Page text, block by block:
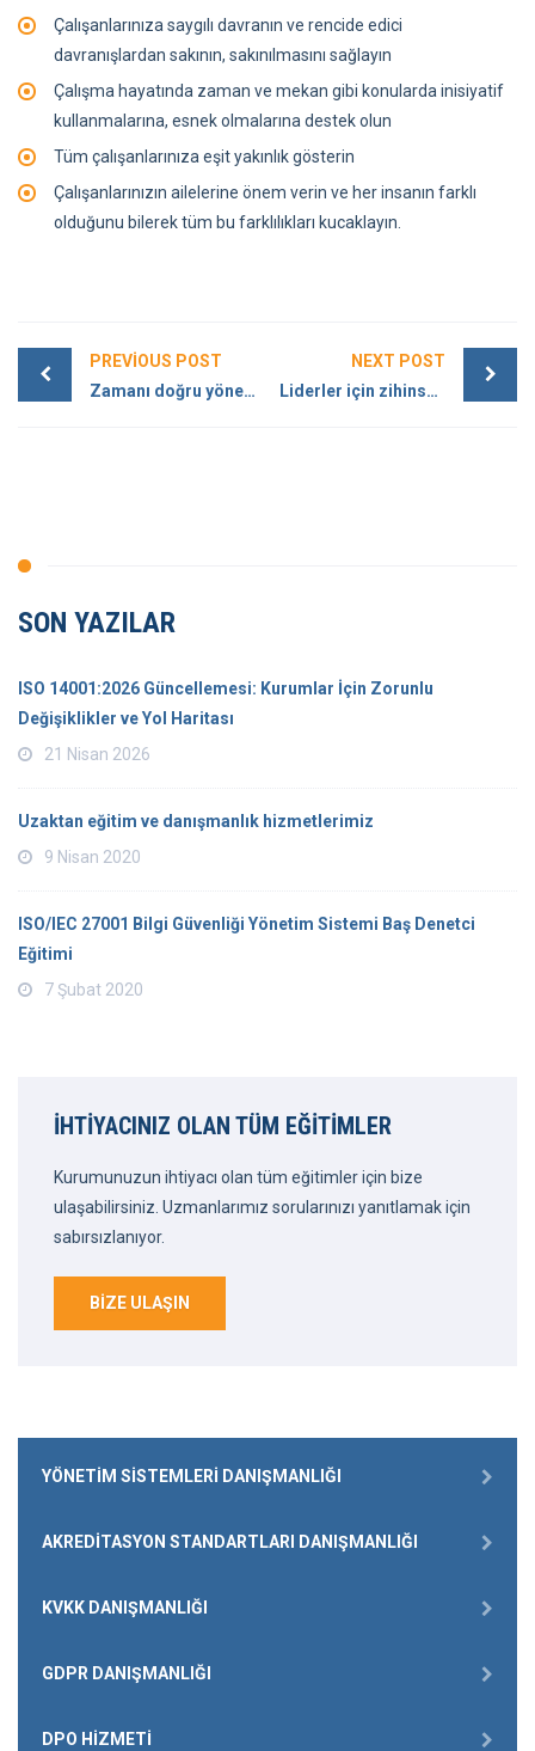
Çalışanlarınıza saygılı davranın ve rencide edici
davranışlardan sakının, sakınılmasını sağlayın
Çalışma hayatında zaman ve mekan gibi konularda inisiyatif
kullanmalarına, esnek olmalarına destek olun
Tüm çalışanlarınıza eşit yakınlık gösterin
Çalışanlarınızın ailelerine önem verin ve her insanın farklı
olduğunu bilerek tüm bu farklılıkları kucaklayın.
PREVIOUS POST
Zamanı doğru yönetmenizi sağlayacak 14 ipucu
NEXT POST
Liderler için zihinsel esnekliği kazanmanın yolları
SON YAZILAR
ISO 14001:2026 Güncellemesi: Kurumlar İçin Zorunlu
Değişiklikler ve Yol Haritası
21 Nisan 2026
Uzaktan eğitim ve danışmanlık hizmetlerimiz
9 Nisan 2020
ISO/IEC 27001 Bilgi Güvenliği Yönetim Sistemi Baş Denetci
Eğitimi
7 Şubat 2020
İHTIYACINIZ OLAN TÜM EĞITIMLER
Kurumunuzun ihtiyacı olan tüm eğitimler için bize
ulaşabilirsiniz. Uzmanlarımız sorularınızı yanıtlamak için
sabırsızlanıyor.
BIZE ULAŞIN
YÖNETIM SISTEMLERI DANIŞMANLIĞI
AKREDITASYON STANDARTLARI DANIŞMANLIĞI
KVKK DANIŞMANLIĞI
GDPR DANIŞMANLIĞI
DPO HIZMETI